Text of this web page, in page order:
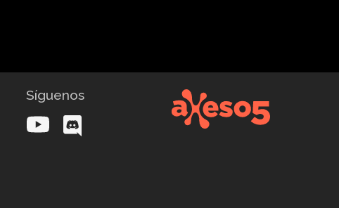
Síguenos